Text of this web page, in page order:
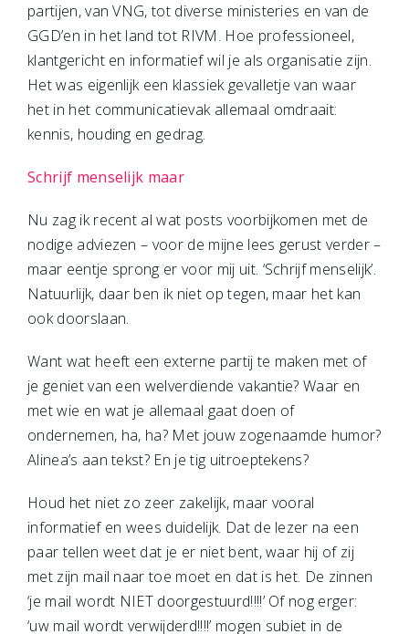
partijen, van VNG, tot diverse ministeries en van de
GGD’en in het land tot RIVM. Hoe professioneel,
klantgericht en informatief wil je als organisatie zijn.
Het was eigenlijk een klassiek gevalletje van waar
het in het communicatievak allemaal omdraait:
kennis, houding en gedrag.
Schrijf menselijk maar
Nu zag ik recent al wat posts voorbijkomen met de
nodige adviezen – voor de mijne lees gerust verder –
maar eentje sprong er voor mij uit. ‘Schrijf menselijk’.
Natuurlijk, daar ben ik niet op tegen, maar het kan
ook doorslaan.
Want wat heeft een externe partij te maken met of
je geniet van een welverdiende vakantie? Waar en
met wie en wat je allemaal gaat doen of
ondernemen, ha, ha? Met jouw zogenaamde humor?
Alinea’s aan tekst? En je tig uitroeptekens?
Houd het niet zo zeer zakelijk, maar vooral
informatief en wees duidelijk. Dat de lezer na een
paar tellen weet dat je er niet bent, waar hij of zij
met zijn mail naar toe moet en dat is het. De zinnen
‘je mail wordt NIET doorgestuurd!!!!’ Of nog erger:
‘uw mail wordt verwijderd!!!!’ mogen subiet in de